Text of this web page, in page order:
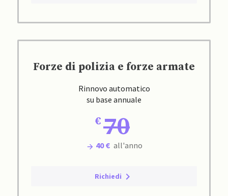
Forze di polizia e forze armate
Rinnovo automatico
su base annuale
70
40 € all'anno
Richiedi